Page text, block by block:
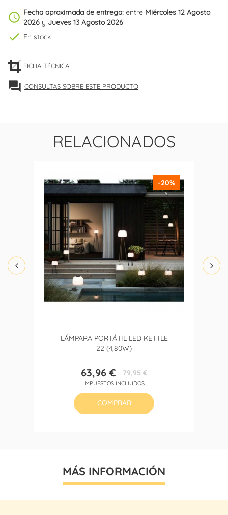
schedule Fecha aproximada de entrega: entre Miércoles 12 Agosto
2026 y Jueves 13 Agosto 2026
check En stock
FICHA TÉCNICA
forum CONSULTAS SOBRE ESTE PRODUCTO
RELACIONADOS
LÁMPARA PORTÁTIL LED KETTLE
22 (4,80W)
Precio
63,96 €Precio
base
79,95 €
IMPUESTOS INCLUIDOS
-20%
COMPRAR
MÁS INFORMACIÓN